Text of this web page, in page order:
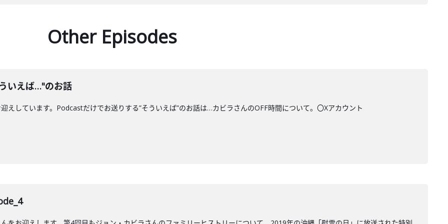
Other Episodes
いえば…"のお話
えしています。Podcastだけでお送りする”そういえば”のお話は…カビラさんのOFF時間について。〇Xアカウント